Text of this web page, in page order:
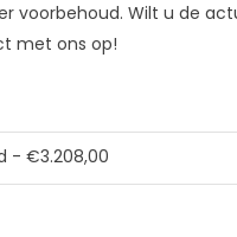
voorbehoud. Wilt u de
met ons op!
- €3.208,00